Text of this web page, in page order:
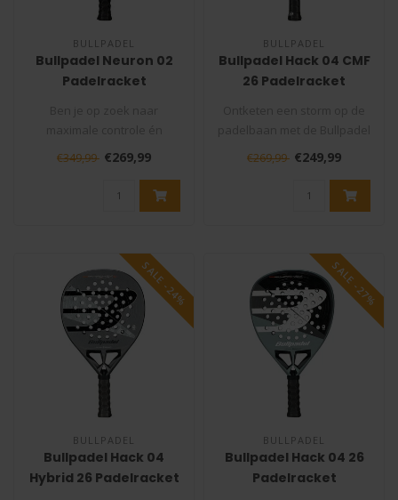
BULLPADEL
Bullpadel Neuron 02
Padelracket
power op de padelbaan?
De Bullpadel Ne..
€349,99 €269,99
BULLPADEL
Bullpadel Hack 04 CMF
26 Padelracket
Hack 04 CMF 26! Dit innovati..
€269,99 €249,99
SALE -24%
BULLPADEL
Bullpadel Hack 04
Hybrid 26 Padelracket
SALE -27%
BULLPADEL
Bullpadel Hack 04 26
Padelracket